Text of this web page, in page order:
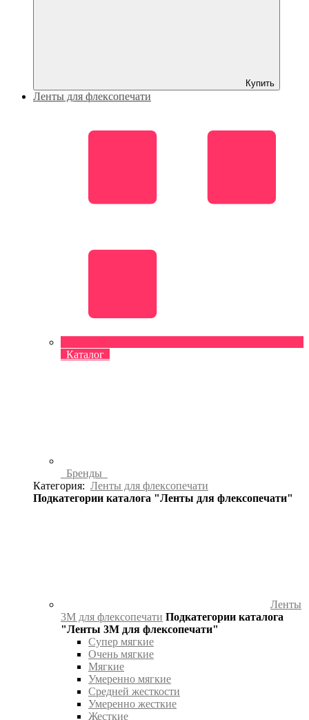
Купить
Ленты для флексопечати
Каталог
Бренды
Категория: Ленты для флексопечати
Подкатегории каталога "Ленты для флексопечати"
Ленты
3М для флексопечати Подкатегории каталога
"Ленты 3М для флексопечати"
Супер мягкие
Очень мягкие
Мягкие
Умеренно мягкие
Средней жесткости
Умеренно жесткие
Жесткие